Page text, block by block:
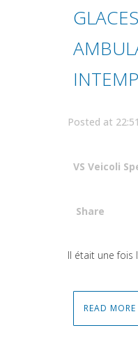
GLACES
Posted at
VS Veicoli
Share
Attiva
Il était une fois
READ MORE